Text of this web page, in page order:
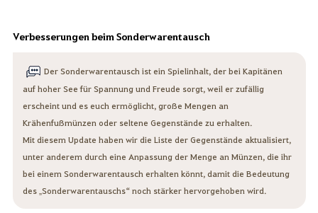
Verbesserungen beim Sonderwarentausch
Der Sonderwarentausch ist ein Spielinhalt, der bei Kapitänen
auf hoher See für Spannung und Freude sorgt, weil er zufällig
erscheint und es euch ermöglicht, große Mengen an
Krähenfußmünzen oder seltene Gegenstände zu erhalten.
Mit diesem Update haben wir die Liste der Gegenstände aktualisiert,
unter anderem durch eine Anpassung der Menge an Münzen, die ihr
bei einem Sonderwarentausch erhalten könnt, damit die Bedeutung
des „Sonderwarentauschs“ noch stärker hervorgehoben wird.